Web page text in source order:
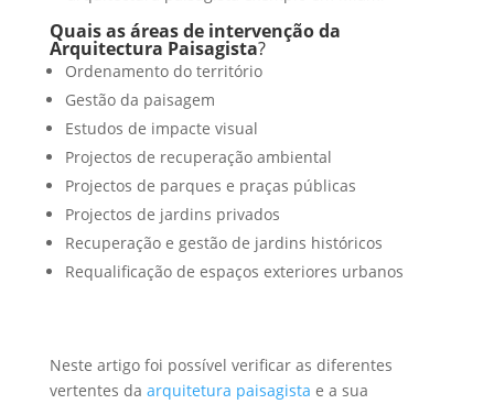
Quais as áreas de intervenção da
Arquitectura Paisagista?
Ordenamento do território
Gestão da paisagem
Estudos de impacte visual
Projectos de recuperação ambiental
Projectos de parques e praças públicas
Projectos de jardins privados
Recuperação e gestão de jardins históricos
Requalificação de espaços exteriores urbanos
Neste artigo foi possível verificar as diferentes
vertentes da arquitetura paisagista e a sua